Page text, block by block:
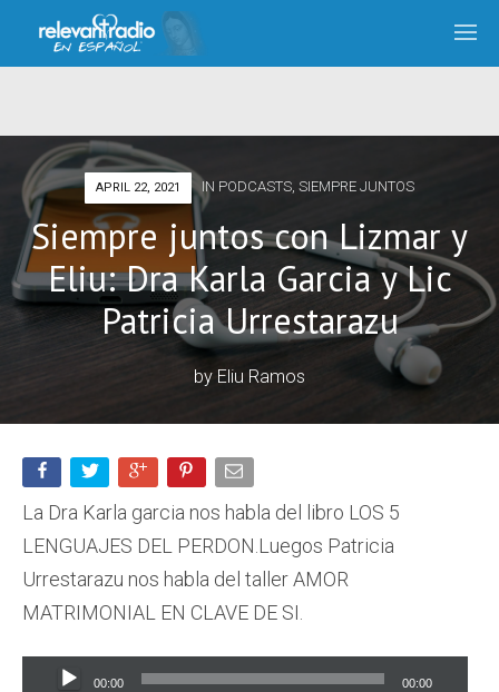
APRIL 22, 2021 IN PODCASTS, SIEMPRE JUNTOS
Siempre juntos con Lizmar y
Eliu: Dra Karla Garcia y Lic
Patricia Urrestarazu
by Eliu Ramos
La Dra Karla garcia nos habla del libro LOS 5
LENGUAJES DEL PERDON.Luegos Patricia
Urrestarazu nos habla del taller AMOR
MATRIMONIAL EN CLAVE DE SI.
Audio
00:00 00:00